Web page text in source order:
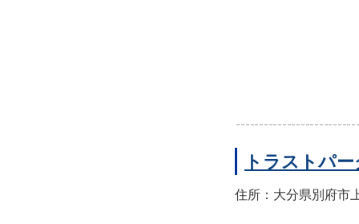
トラストパ
住所：大分県別府市